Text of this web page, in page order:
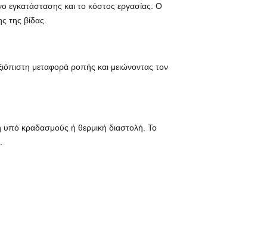
εγκατάστασης και το κόστος εργασίας. Ο
της βίδας.
μεταφορά ροπής και μειώνοντας τον
υπό κραδασμούς ή θερμική διαστολή. Το